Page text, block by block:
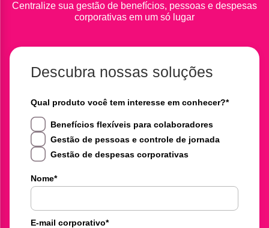
Centralize sua gestão de benefícios, pessoas e despesas
corporativas em um só lugar
Descubra nossas soluções
Qual produto você tem interesse em conhecer?*
Benefícios flexíveis para colaboradores
Gestão de pessoas e controle de jornada
Gestão de despesas corporativas
Nome*
E-mail corporativo*